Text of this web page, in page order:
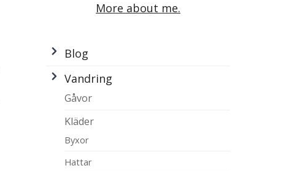
More about me.
Blog
Vandring
Gåvor
Kläder
Byxor
Hattar